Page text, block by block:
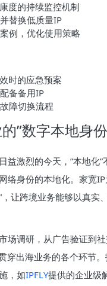
度的持续监控机制
替换低质量IP
例，优化使用策略
时的应急预案
备备用IP
障切换流程
”数字本地身
益激烈的今天，”本地化
络身份的本地化。家宽
让跨境业务能够以真实
场调研，从广告验证到
穿出海业务的各个环节
，如IPFLY提供的企业级